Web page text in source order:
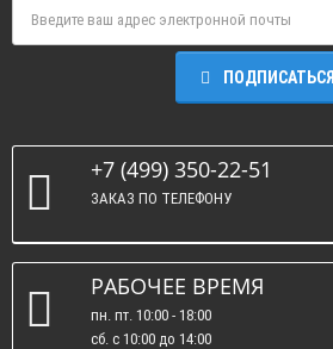
ПОДПИСАТЬСЯ
+7 (499) 350-22-51
ЗАКАЗ ПО ТЕЛЕФОНУ
РАБОЧЕЕ ВРЕМЯ
пн. пт. 10:00 - 18:00
сб. c 10:00 до 14:00